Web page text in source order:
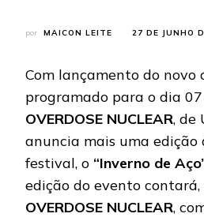
por MAICON LEITE 27 DE JUNHO
Com lançamento do novo
programado para o dia
OVERDOSE NUCLEAR, de
anuncia mais uma edição
festival, o “Inverno de
edição do evento contará,
OVERDOSE NUCLEAR,